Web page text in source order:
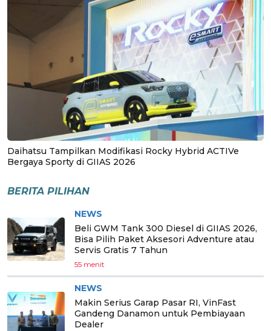
Daihatsu Tampilkan Modifikasi Rocky Hybrid ACTIVe
Bergaya Sporty di GIIAS 2026
BERITA PILIHAN
NEWS
Beli GWM Tank 300 Diesel di GIIAS 2026,
Bisa Pilih Paket Aksesori Adventure atau
Servis Gratis 7 Tahun
55 menit
NEWS
Makin Serius Garap Pasar RI, VinFast
Gandeng Danamon untuk Pembiayaan
Dealer